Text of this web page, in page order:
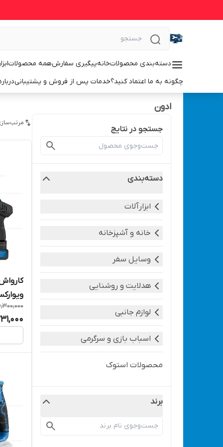
دسته‌بندی محصولاتخانهپیگیری سفارشهمه محصولات
چگونه به ما اعتماد کنید؟خدمات پس از فروش و پشتیبانی
ادون
جستجو در نتایج
دسته‌بندی
ابزارآلات
خانه و آشپزخانه
وسایل سفر
هدلایت و روشنایی
لوازم جانبی
اسباب بازی و سرگرمی
محصولات استوک
برند
کامل VIVAREX VR2425V2-PW